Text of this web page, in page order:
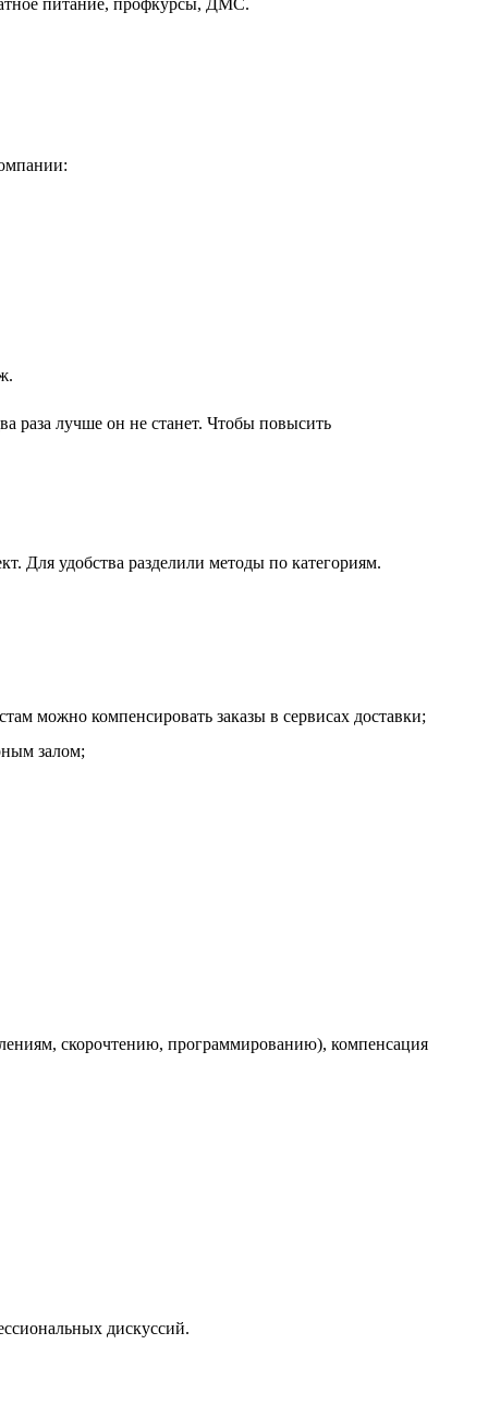
раза лучше он не станет. Чтобы повысить
Для удобства разделили методы по категориям.
можно компенсировать заказы в сервисах доставки;
залом;
скорочтению, программированию), компенсация
дискуссий.